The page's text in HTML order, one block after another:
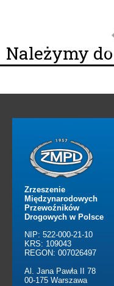
Należymy do
Zrzeszenie
Międzynarodowych
Przewoźników
Drogowych w Polsce
NIP: 522-000-21-10
KRS: 109043
REGON: 007026497
Al. Jana Pawła II 78
00-175 Warszawa